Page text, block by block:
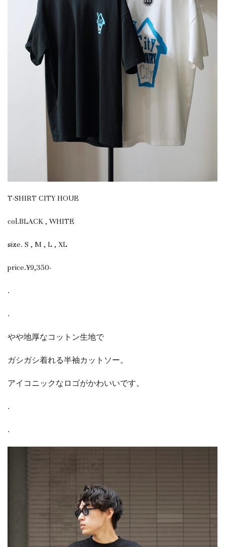
T-SHIRT CITY HOUE
col.BLACK , WHITE
size. S , M , L , XL
price.¥9,350-
.
.
やや地厚なコットン生地で
ガシガシ着れる半袖カットソー。
アイコニックなロゴがかわいいです。
.
.